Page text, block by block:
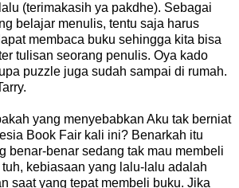
(terimakasih ya pakdhe). Sebagai
belajar menulis, tentu saja harus
membaca buku sehingga kita bisa
tulisan seorang penulis. Oya kado
puzzle juga sudah sampai di rumah.
yang menyebabkan Aku tak berniat
Book Fair kali ini? Benarkah itu
benar-benar sedang tak mau membeli
kebiasaan yang lalu-lalu adalah
saat yang tepat membeli buku. Jika